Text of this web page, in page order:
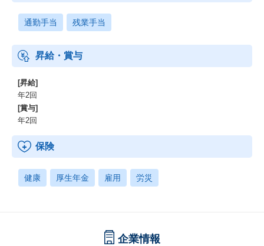
通勤手当 残業手当
昇給・賞与
[昇給]
年2回
[賞与]
年2回
保険
健康 厚生年金 雇用 労災
企業情報